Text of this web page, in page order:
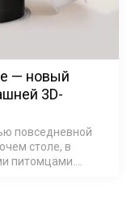
— новый
3D-
повседневной
столе, в
питомцами.